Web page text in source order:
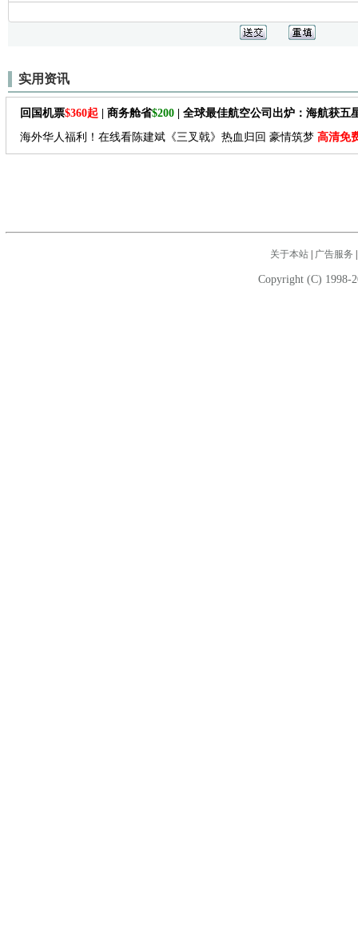
实用资讯
回国机票$360起 | 商务舱省$200 | 全球最佳航空公司出炉：海航获五
海外华人福利！在线看陈建斌《三叉戟》热血归回 豪情筑梦 高清免
关于本站| 广告服务
Copyright (C) 1998-